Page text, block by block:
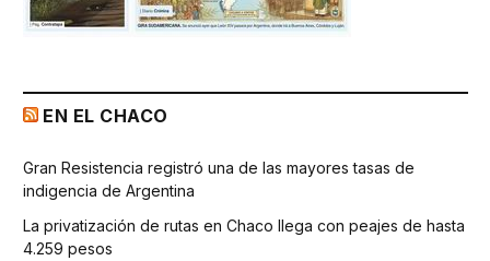
EN EL CHACO
Gran Resistencia registró una de las mayores tasas de
indigencia de Argentina
La privatización de rutas en Chaco llega con peajes de hasta
4.259 pesos